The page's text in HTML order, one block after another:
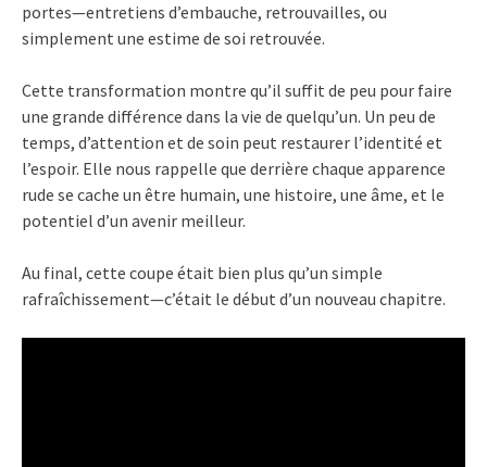
portes—entretiens d’embauche, retrouvailles, ou
simplement une estime de soi retrouvée.
Cette transformation montre qu’il suffit de peu pour faire
une grande différence dans la vie de quelqu’un. Un peu de
temps, d’attention et de soin peut restaurer l’identité et
l’espoir. Elle nous rappelle que derrière chaque apparence
rude se cache un être humain, une histoire, une âme, et le
potentiel d’un avenir meilleur.
Au final, cette coupe était bien plus qu’un simple
rafraîchissement—c’était le début d’un nouveau chapitre.